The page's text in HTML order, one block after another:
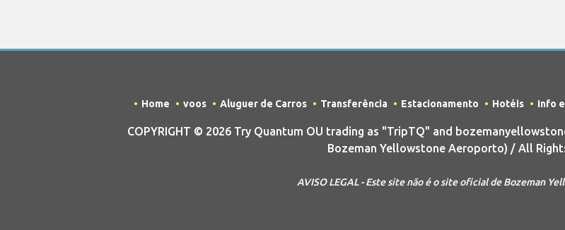
Home voos Aluguer de Carros Transferência Estacionamento Hotéis Info
COPYRIGHT © 2026 Try Quantum OU trading as "TripTQ" and
Bozeman Yellowstone Aeroporto) / All
AVISO LEGAL - Este site não é o site oficial de Bozeman